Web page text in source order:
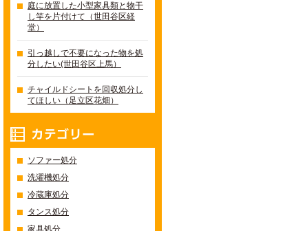
庭に放置した小型家具類と物干
し竿を片付けて（世田谷区経
堂）
引っ越しで不要になった物を処
分したい(世田谷区上馬）
チャイルドシートを回収処分し
てほしい（足立区花畑）
ソファー処分
洗濯機処分
冷蔵庫処分
タンス処分
家具処分